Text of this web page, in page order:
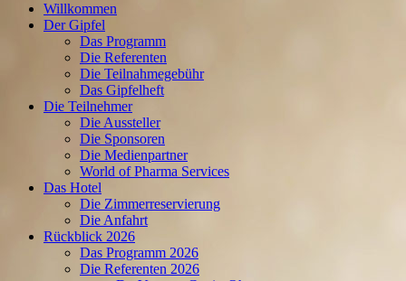
Willkommen
Der Gipfel
Das Programm
Die Referenten
Die Teilnahmegebühr
Das Gipfelheft
Die Teilnehmer
Die Aussteller
Die Sponsoren
Die Medienpartner
World of Pharma Services
Das Hotel
Die Zimmerreservierung
Die Anfahrt
Rückblick 2026
Das Programm 2026
Die Referenten 2026